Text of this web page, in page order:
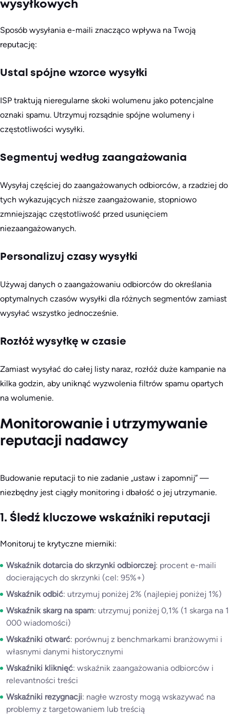
wysyłkowych
Sposób wysyłania e-maili znacząco wpływa na Twoją
reputację:
Ustal spójne wzorce wysyłki
ISP traktują nieregularne skoki wolumenu jako potencjalne
oznaki spamu. Utrzymuj rozsądnie spójne wolumeny i
częstotliwości wysyłki.
Segmentuj według zaangażowania
Wysyłaj częściej do zaangażowanych odbiorców, a rzadziej do
tych wykazujących niższe zaangażowanie, stopniowo
zmniejszając częstotliwość przed usunięciem
niezaangażowanych.
Personalizuj czasy wysyłki
Używaj danych o zaangażowaniu odbiorców do określania
optymalnych czasów wysyłki dla różnych segmentów zamiast
wysyłać wszystko jednocześnie.
Rozłóż wysyłkę w czasie
Zamiast wysyłać do całej listy naraz, rozłóż duże kampanie na
kilka godzin, aby uniknąć wyzwolenia filtrów spamu opartych
na wolumenie.
Monitorowanie i utrzymywanie
reputacji nadawcy
Budowanie reputacji to nie zadanie „ustaw i zapomnij” —
niezbędny jest ciągły monitoring i dbałość o jej utrzymanie.
1. Śledź kluczowe wskaźniki reputacji
Monitoruj te krytyczne mierniki:
Wskaźnik dotarcia do skrzynki odbiorczej: procent e-maili
docierających do skrzynki (cel: 95%+)
Wskaźnik odbić: utrzymuj poniżej 2% (najlepiej poniżej 1%)
Wskaźnik skarg na spam: utrzymuj poniżej 0,1% (1 skarga na 1
000 wiadomości)
Wskaźniki otwarć: porównuj z benchmarkami branżowymi i
własnymi danymi historycznymi
Wskaźniki kliknięć: wskaźnik zaangażowania odbiorców i
relevantności treści
Wskaźniki rezygnacji: nagłe wzrosty mogą wskazywać na
problemy z targetowaniem lub treścią